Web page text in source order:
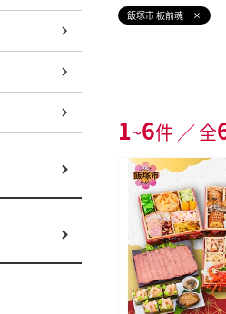
飯塚市 板前魂
1~6件 ／ 全